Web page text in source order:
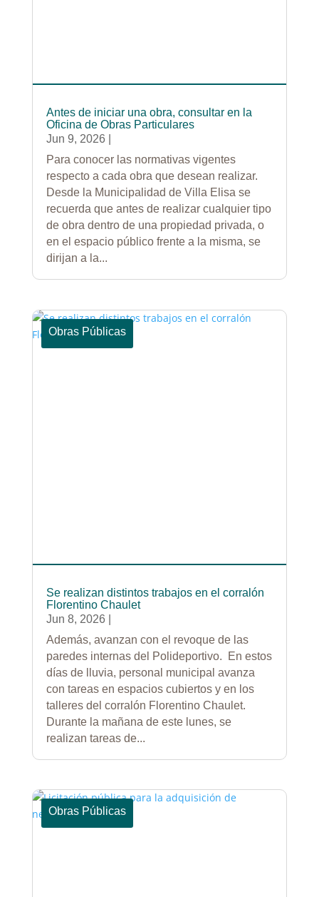
Antes de iniciar una obra, consultar en la
Oficina de Obras Particulares
Jun 9, 2026
Para conocer las normativas vigentes
respecto a cada obra que desean realizar.
Desde la Municipalidad de Villa Elisa se
recuerda que antes de realizar cualquier tipo
de obra dentro de una propiedad privada, o
en el espacio público frente a la misma, se
dirijan a la...
Se realizan distintos trabajos en el corralón
Florentino Chaulet
Jun 8, 2026
Obras Públicas
Además, avanzan con el revoque de las
paredes internas del Polideportivo. En estos
días de lluvia, personal municipal avanza
con tareas en espacios cubiertos y en los
talleres del corralón Florentino Chaulet.
Durante la mañana de este lunes, se
realizan tareas de...
Obras Públicas